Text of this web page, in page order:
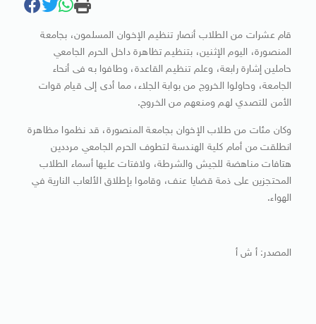
قام عشرات من الطلاب أنصار تنظيم الإخوان المسلمون، بجامعة
المنصورة، اليوم الإثنين، بتنظيم تظاهرة داخل الحرم الجامعي
حاملين إشارة رابعة، وعلم تنظيم القاعدة، وطافوا به فى أنحاء
الجامعة، وحاولوا الخروج من بوابة الجلاء، مما أدى إلى قيام قوات
الأمن للتصدي لهم ومنعهم من الخروج.
وكان مئات من طلاب الإخوان بجامعة المنصورة، قد نظموا مظاهرة
انطلقت من أمام كلية الهندسة لتطوف الحرم الجامعي مرددين
هتافات مناهضة للجيش والشرطة، ولافتات عليها أسماء الطلاب
المحتجزين على ذمة قضايا عنف، وقاموا بإطلاق الألعاب النارية في
الهواء.
المصدر: أ ش أ